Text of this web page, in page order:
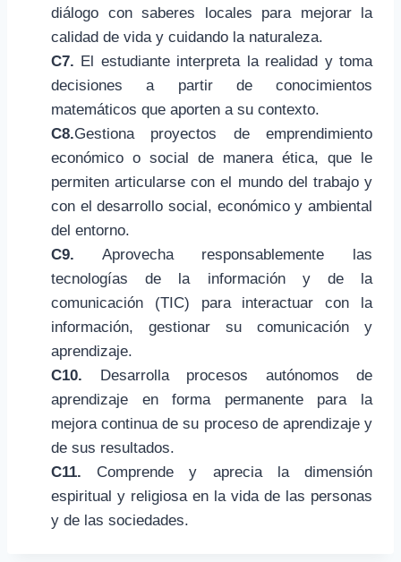
diálogo con saberes locales para mejorar la
calidad de vida y cuidando la naturaleza.
C7. El estudiante interpreta la realidad y toma
decisiones a partir de conocimientos
matemáticos que aporten a su contexto.
C8.Gestiona proyectos de emprendimiento
económico o social de manera ética, que le
permiten articularse con el mundo del trabajo y
con el desarrollo social, económico y ambiental
del entorno.
C9. Aprovecha responsablemente las
tecnologías de la información y de la
comunicación (TIC) para interactuar con la
información, gestionar su comunicación y
aprendizaje.
C10. Desarrolla procesos autónomos de
aprendizaje en forma permanente para la
mejora continua de su proceso de aprendizaje y
de sus resultados.
C11. Comprende y aprecia la dimensión
espiritual y religiosa en la vida de las personas
y de las sociedades.